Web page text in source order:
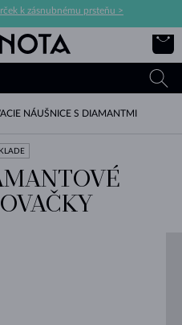
k zásnubnému prsteňu >
NÁUŠNICE S DIAMANTMI